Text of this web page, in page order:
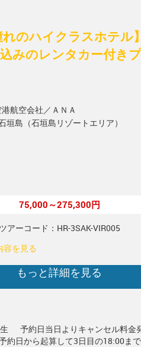
れのハイクラスホテル
みのレンタカー付き
航空会社／ＡＮＡ
垣島（石垣島リゾートエリア）
75,000～275,300円
ツアーコード：HR-3SAK-VIR005
容を見る
もっと詳細を見る
予約日当日よりキャンセル料金
約日から起算して3日目の18:00ま